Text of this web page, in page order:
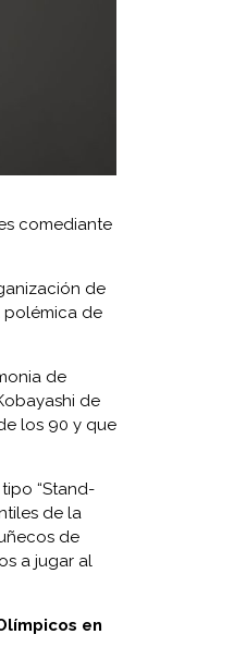
comediante
de
polémica de
de
de
los 90 y que
“Stand-
de la
de
a jugar al
en